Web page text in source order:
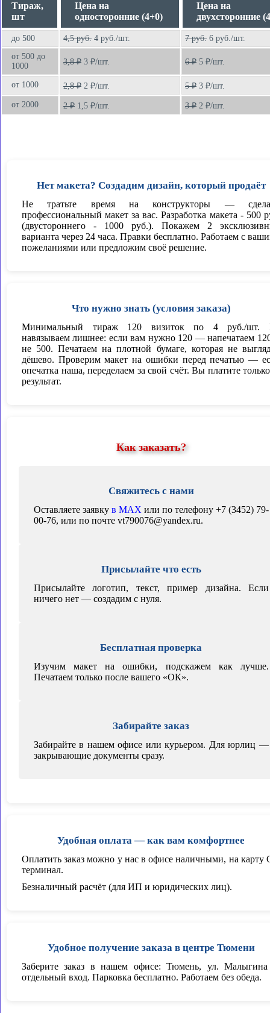
Тираж,
шт
Цена на
односторонние (4+0)
Цена на
двухсторонние
до 500 4,5 руб. 4 руб./шт. 7 руб. 6 руб./шт.
от 500 до
1000
3,8 ₽ 3 ₽/шт. 6 ₽ 5 ₽/шт.
от 1000 2,8 ₽ 2 ₽/шт. 5 ₽ 3 ₽/шт.
от 2000 2 ₽ 1,5 ₽/шт. 3 ₽ 2 ₽/шт.
Нет макета? Создадим дизайн, который продаёт
Не тратьте время на конструкторы —
профессиональный макет за вас. Разработка макета - 500
(двустороннего - 1000 руб.). Покажем 2
варианта через 24 часа. Правки бесплатно. Работаем с
пожеланиями или предложим своё решение.
Что нужно знать (условия заказа)
Минимальный тираж 120 визиток по 4 руб./шт.
навязываем лишнее: если вам нужно 120 — напечатаем
не 500. Печатаем на плотной бумаге, которая не
дёшево. Проверим макет на ошибки перед печатью —
опечатка наша, переделаем за свой счёт. Вы платите
результат.
Как заказать?
Свяжитесь с нами
Оставляете заявку в MAX или по телефону +7 (3452) 79-
00-76, или по почте vt790076@yandex.ru.
Присылайте что есть
Присылайте логотип, текст, пример дизайна. Если
ничего нет — создадим с нуля.
Бесплатная проверка
Изучим макет на ошибки, подскажем как лучше.
Печатаем только после вашего «ОК».
Забирайте заказ
Забирайте в нашем офисе или курьером. Для юрлиц —
закрывающие документы сразу.
Удобная оплата — как вам комфортнее
Оплатить заказ можно у нас в офисе наличными, на карту
терминал.
Безналичный расчёт (для ИП и юридических лиц).
Удобное получение заказа в центре Тюмени
Заберите заказ в нашем офисе: Тюмень, ул.
отдельный вход. Парковка бесплатно. Работаем без обеда.